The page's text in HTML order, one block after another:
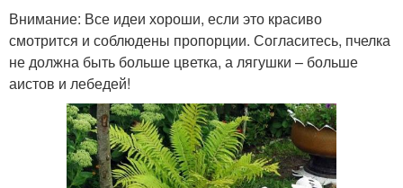
Внимание: Все идеи хороши, если это красиво
смотрится и соблюдены пропорции. Согласитесь, пчелка
не должна быть больше цветка, а лягушки – больше
аистов и лебедей!